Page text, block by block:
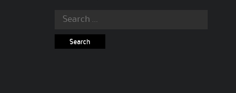
Search